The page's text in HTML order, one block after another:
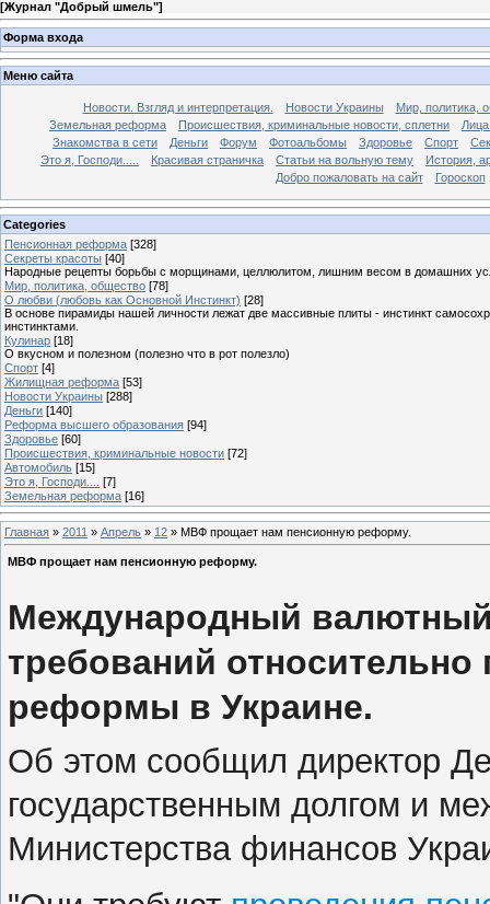
[Журнал "Добрый шмель"]
Форма входа
Меню сайта
Новости. Взгляд и интерпретация. Новости Украины
Мир, политика,
Земельная реформа
Происшествия, криминальные новости, сплетни
Лица
Знакомства в сети
Деньги Форум Фотоальбомы Здоровье Спорт
Это я, Господи.....
Красивая страничка Статьи на вольную тему
История,
Добро пожаловать на сайт
Гороскоп
Categories
Пенсионная реформа [328]
Секреты красоты [40]
Народные рецепты борьбы с морщинами, целлюлитом, лишним весом в домашних
Мир, политика, общество [78]
О любви (любовь как Основной Инстинкт) [28]
В основе пирамиды нашей личности лежат две массивные плиты - инстинкт
инстинктами.
Кулинар [18]
О вкусном и полезном (полезно что в рот полезло)
Спорт [4]
Жилищная реформа [53]
Новости Украины [288]
Деньги [140]
Реформа высшего образования [94]
Здоровье [60]
Происшествия, криминальные новости [72]
Автомобиль [15]
Это я, Господи....
[7]
Земельная реформа [16]
Главная » 2011 » Апрель » 12 » МВФ прощает нам пенсионную реформу.
МВФ прощает нам пенсионную реформу.
Международный
требований
реформы в Украине.
Об этом сообщил директор
государственным долгом и
Министерства финансов